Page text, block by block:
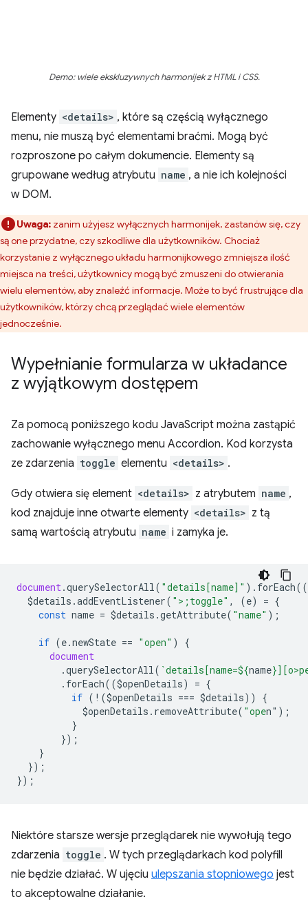
Demo: wiele ekskluzywnych harmonijek z HTML i CSS.
Elementy <details> , które są częścią wyłącznego
menu, nie muszą być elementami braćmi. Mogą być
rozproszone po całym dokumencie. Elementy są
grupowane według atrybutu name , a nie ich kolejności
w DOM.
Uwaga: zanim użyjesz wyłącznych harmonijek, zastanów się, czy
są one przydatne, czy szkodliwe dla użytkowników. Chociaż
korzystanie z wyłącznego układu harmonijkowego zmniejsza ilość
miejsca na treści, użytkownicy mogą być zmuszeni do otwierania
wielu elementów, aby znaleźć informacje. Może to być frustrujące dla
użytkowników, którzy chcą przeglądać wiele elementów
jednocześnie.
Wypełnianie formularza w układance
z wyjątkowym dostępem
Za pomocą poniższego kodu JavaScript można zastąpić
zachowanie wyłącznego menu Accordion. Kod korzysta
ze zdarzenia toggle elementu <details> .
Gdy otwiera się element <details> z atrybutem name ,
kod znajduje inne otwarte elementy <details> z tą
samą wartością atrybutu name i zamyka je.
document.querySelectorAll( "details[name]" ). forEach((
$details .addEventListener( ">;toggle" , (e) = {
const name = $details .getAttribute( "name" );
if (e.newState == "open" )
{
document
.querySelectorAll( `details[name=${name}
. forEach(($openDetails) = {
if ( ! ($openDetails === $details))
{
$openDetails . removeAttribute( "open" );
}
});
}
});
});
Niektóre starsze wersje przeglądarek nie wywołują tego
zdarzenia toggle . W tych przeglądarkach kod polyfill
nie będzie działać. W ujęciu ulepszania stopniowego jest
to akceptowalne działanie.